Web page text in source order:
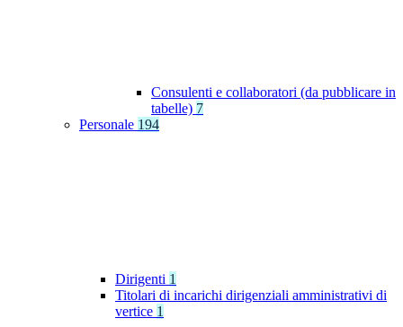
Consulenti e collaboratori (da pubblicare in
tabelle) 7
Personale 194
Dirigenti 1
Titolari di incarichi dirigenziali amministrativi di
vertice 1